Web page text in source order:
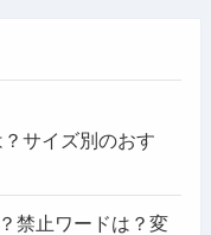
サイズ別のおす
禁止ワードは？変